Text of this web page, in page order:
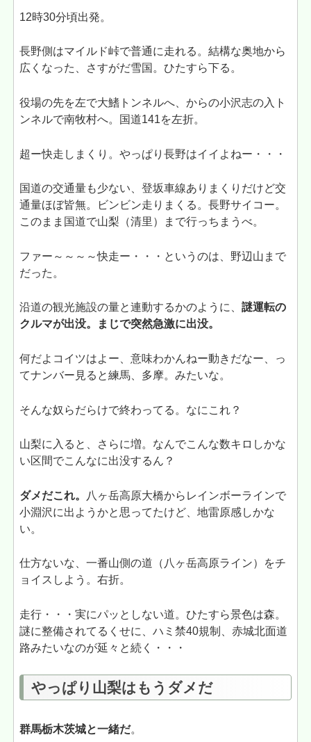
12時30分頃出発。
長野側はマイルド峠で普通に走れる。結構な奥地から
広くなった、さすがだ雪国。ひたすら下る。
役場の先を左で大鰭トンネルへ、からの小沢志の入ト
ンネルで南牧村へ。国道141を左折。
超ー快走しまくり。やっぱり長野はイイよねー・・・
国道の交通量も少ない、登坂車線ありまくりだけど交
通量ほぼ皆無。ビンビン走りまくる。長野サイコー。
このまま国道で山梨（清里）まで行っちまうべ。
ファー～～～～快走ー・・・というのは、野辺山まで
だった。
沿道の観光施設の量と連動するかのように、謎運転の
クルマが出没。まじで突然急激に出没。
何だよコイツはよー、意味わかんねー動きだなー、っ
てナンバー見ると練馬、多摩。みたいな。
そんな奴らだらけで終わってる。なにこれ？
山梨に入ると、さらに増。なんでこんな数キロしかな
い区間でこんなに出没するん？
ダメだこれ。
八ヶ岳高原大橋からレインボーラインで
小淵沢に出ようかと思ってたけど、地雷原感しかな
い。
仕方ないな、一番山側の道（八ヶ岳高原ライン）をチ
ョイスしよう。右折。
走行・・・実にパッとしない道。ひたすら景色は森。
謎に整備されてるくせに、ハミ禁40規制、赤城北面道
路みたいなのが延々と続く・・・
やっぱり山梨はもうダメだ
群馬栃木茨城と一緒だ。